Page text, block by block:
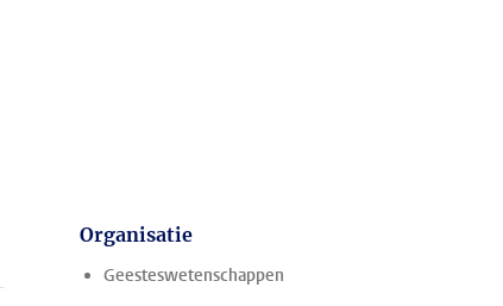
Organisatie
Geesteswetenschappen